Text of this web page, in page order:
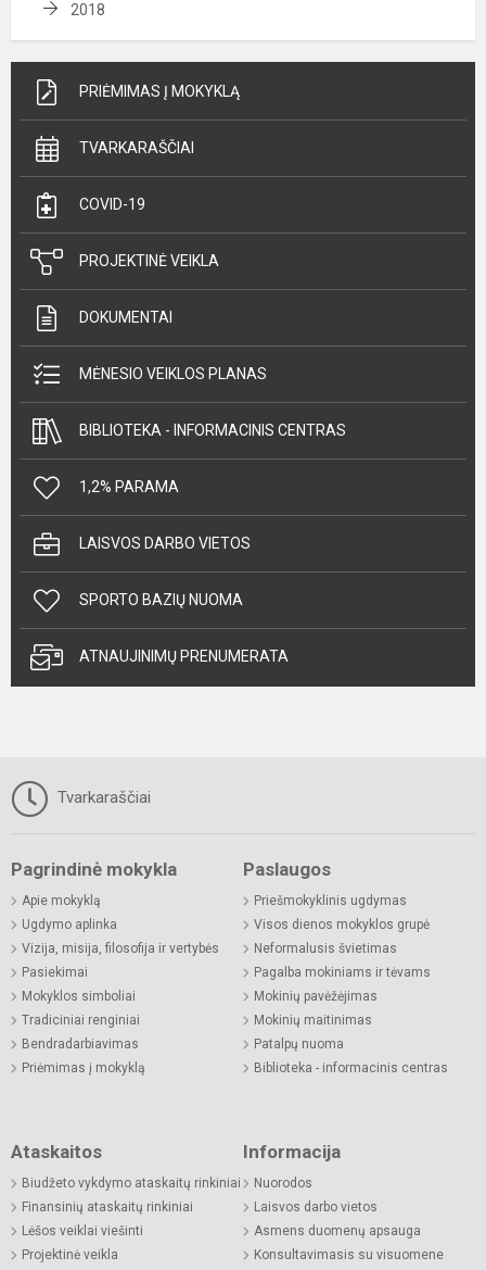
2018
PRIĖMIMAS Į MOKYKLĄ
TVARKARAŠČIAI
COVID-19
PROJEKTINĖ VEIKLA
DOKUMENTAI
MĖNESIO VEIKLOS PLANAS
BIBLIOTEKA - INFORMACINIS CENTRAS
1,2% PARAMA
LAISVOS DARBO VIETOS
SPORTO BAZIŲ NUOMA
ATNAUJINIMŲ PRENUMERATA
Tvarkaraščiai
Pagrindinė mokykla
Apie mokyklą
Ugdymo aplinka
Vizija, misija, filosofija ir vertybės
Pasiekimai
Mokyklos simboliai
Tradiciniai renginiai
Bendradarbiavimas
Priėmimas į mokyklą
Paslaugos
Priešmokyklinis ugdymas
Visos dienos mokyklos grupė
Neformalusis švietimas
Pagalba mokiniams ir tėvams
Mokinių pavėžėjimas
Mokinių maitinimas
Patalpų nuoma
Biblioteka - informacinis centras
Ataskaitos
Biudžeto vykdymo ataskaitų rinkiniai
Finansinių ataskaitų rinkiniai
Lėšos veiklai viešinti
Projektinė veikla
Informacija
Nuorodos
Laisvos darbo vietos
Asmens duomenų apsauga
Konsultavimasis su visuomene